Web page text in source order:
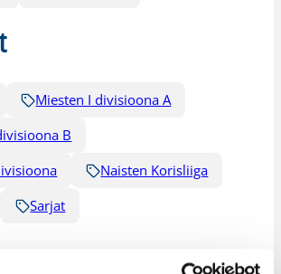
Miesten I divisioona A
B
Naisten Korisliiga
Sarjat